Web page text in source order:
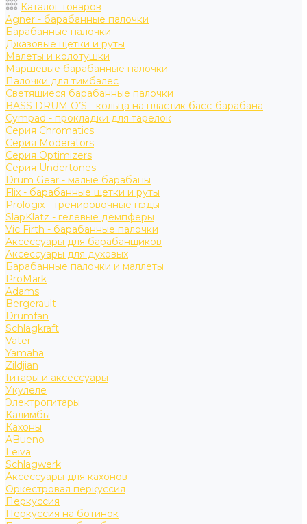
Каталог товаров
Agner - барабанные палочки
Барабанные палочки
Джазовые щетки и руты
Малеты и колотушки
Маршевые барабанные палочки
Палочки для тимбалес
Светящиеся барабанные палочки
BASS DRUM O’S - кольца на пластик басс-барабана
Cympad - прокладки для тарелок
Серия Chromatics
Серия Moderators
Серия Optimizers
Серия Undertones
Drum Gear - малые барабаны
Flix - барабанные щетки и руты
Prologix - тренировочные пэды
SlapKlatz - гелевые демпферы
Vic Firth - барабанные палочки
Аксессуары для барабанщиков
Аксессуары для духовых
Барабанные палочки и маллеты
ProMark
Adams
Bergerault
Drumfan
Schlagkraft
Vater
Yamaha
Zildjian
Гитары и аксессуары
Укулеле
Электрогитары
Калимбы
Кахоны
ABueno
Leiva
Schlagwerk
Аксессуары для кахонов
Оркестровая перкуссия
Перкуссия
Перкуссия на ботинок